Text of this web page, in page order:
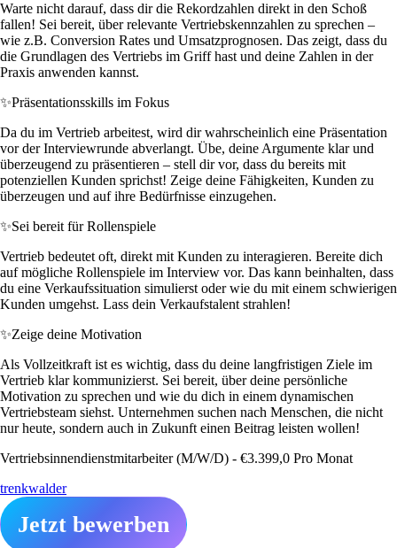
Warte nicht darauf, dass dir die Rekordzahlen direkt in den Schoß
fallen! Sei bereit, über relevante Vertriebskennzahlen zu sprechen –
wie z.B. Conversion Rates und Umsatzprognosen. Das zeigt, dass du
die Grundlagen des Vertriebs im Griff hast und deine Zahlen in der
Praxis anwenden kannst.
✨Präsentationsskills im Fokus
Da du im Vertrieb arbeitest, wird dir wahrscheinlich eine Präsentation
vor der Interviewrunde abverlangt. Übe, deine Argumente klar und
überzeugend zu präsentieren – stell dir vor, dass du bereits mit
potenziellen Kunden sprichst! Zeige deine Fähigkeiten, Kunden zu
überzeugen und auf ihre Bedürfnisse einzugehen.
✨Sei bereit für Rollenspiele
Vertrieb bedeutet oft, direkt mit Kunden zu interagieren. Bereite dich
auf mögliche Rollenspiele im Interview vor. Das kann beinhalten, dass
du eine Verkaufssituation simulierst oder wie du mit einem schwierigen
Kunden umgehst. Lass dein Verkaufstalent strahlen!
✨Zeige deine Motivation
Als Vollzeitkraft ist es wichtig, dass du deine langfristigen Ziele im
Vertrieb klar kommunizierst. Sei bereit, über deine persönliche
Motivation zu sprechen und wie du dich in einem dynamischen
Vertriebsteam siehst. Unternehmen suchen nach Menschen, die nicht
nur heute, sondern auch in Zukunft einen Beitrag leisten wollen!
Vertriebsinnendienstmitarbeiter (M/W/D) - €3.399,0 Pro Monat
trenkwalder
Jetzt bewerben